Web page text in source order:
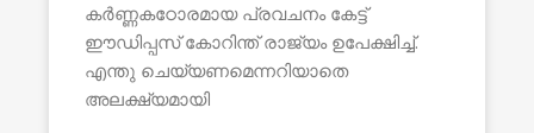
കർണ്ണകഠോരമായ പ്രവചനം കേട്ട്
ഈഡിപ്പസ് കോറിന്ത് രാജ്യം ഉപേക്ഷിച്ച്.
എന്തു ചെയ്യണമെന്നറിയാതെ
അലക്ഷ്യമായി